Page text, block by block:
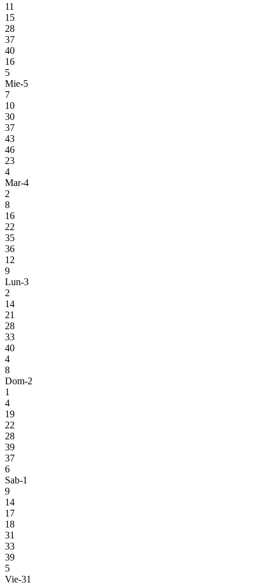
11
15
28
37
40
16
5
Mie-5
7
10
30
37
43
46
23
4
Mar-4
2
8
16
22
35
36
12
9
Lun-3
2
14
21
28
33
40
4
8
Dom-2
1
4
19
22
28
39
37
6
Sab-1
9
14
17
18
31
33
39
5
Vie-31